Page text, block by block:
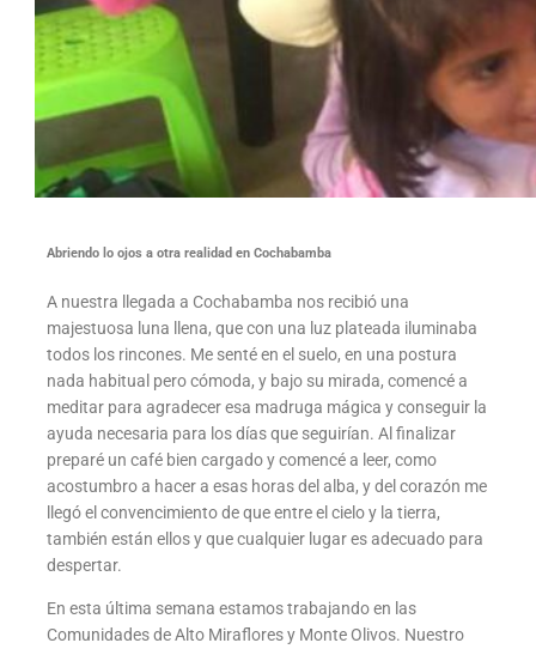
Abriendo lo ojos a otra realidad en Cochabamba
A nuestra llegada a Cochabamba nos recibió una
majestuosa luna llena, que con una luz plateada iluminaba
todos los rincones. Me senté en el suelo, en una postura
nada habitual pero cómoda, y bajo su mirada, comencé a
meditar para agradecer esa madruga mágica y conseguir la
ayuda necesaria para los días que seguirían. Al finalizar
preparé un café bien cargado y comencé a leer, como
acostumbro a hacer a esas horas del alba, y del corazón me
llegó el convencimiento de que entre el cielo y la tierra,
también están ellos y que cualquier lugar es adecuado para
despertar.
En esta última semana estamos trabajando en las
Comunidades de Alto Miraflores y Monte Olivos. Nuestro